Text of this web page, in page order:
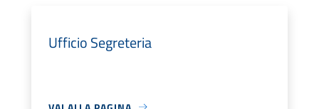
Ufficio Segreteria